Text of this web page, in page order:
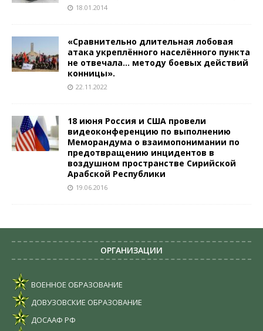
18.01.2014
«Сравнительно длительная лобовая
атака укреплённого населённого пункта
не отвечала… методу боевых действий
конницы».
22.11.2022
18 июня Россия и США провели
видеоконференцию по выполнению
Меморандума о взаимопонимании по
предотвращению инцидентов в
воздушном пространстве Сирийской
Арабской Республики
19.06.2016
ОРГАНИЗАЦИИ
ВОЕННОЕ ОБРАЗОВАНИЕ
ДОВУЗОВСКИЕ ОБРАЗОВАНИЕ
ДОСААФ РФ